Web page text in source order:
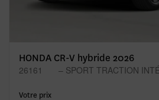
HONDA CR-V hybride 2026
26161 – SPORT TRACTION
Votre prix